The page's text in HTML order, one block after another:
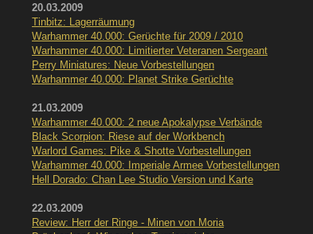
20.03.2009
Tinbitz: Lagerräumung
Warhammer 40.000: Gerüchte für 2009 / 2010
Warhammer 40.000: Limitierter Veteranen Sergeant
Perry Miniatures: Neue Vorbestellungen
Warhammer 40.000: Planet Strike Gerüchte
21.03.2009
Warhammer 40.000: 2 neue Apokalypse Verbände
Black Scorpion: Riese auf der Workbench
Warlord Games: Pike & Shotte Vorbestellungen
Warhammer 40.000: Imperiale Armee Vorbestellungen
Hell Dorado: Chan Lee Studio Version und Karte
22.03.2009
Review: Herr der Ringe - Minen von Moria